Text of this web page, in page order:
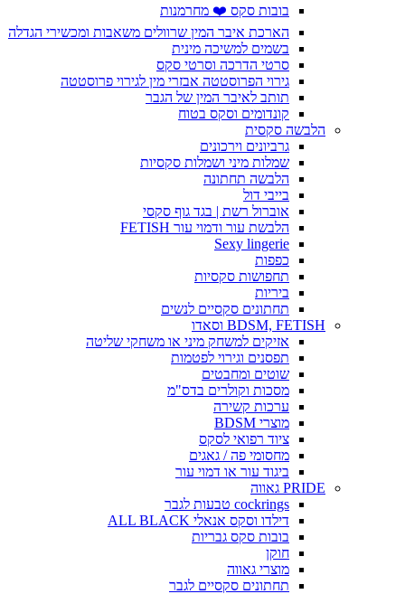
בובות סקס ❤️ מחרמנות
הארכת איבר המין שרוולים משאבות ומכשירי הגדלה
בשמים למשיכה מינית
סרטי הדרכה וסרטי סקס
גירוי הפרוסטטה אבזרי מין לגירוי פרוסטטה
תותב לאיבר המין של הגבר
קונדומים וסקס בטוח
הלבשה סקסית
גרביונים וירכונים
שמלות מיני ושמלות סקסיות
הלבשה תחתונה
בייבי דול
אוברול רשת | בגד גוף סקסי
הלבשת עור ודמוי עור FETISH
Sexy lingerie
כפפות
תחפושות סקסיות
ביריות
תחתונים סקסיים לנשים
BDSM, FETISH וסאדו
אזיקים למשחק מיני או משחקי שליטה
תפסנים וגירוי לפטמות
שוטים ומחבטים
מסכות וקולרים בדס"מ
ערכות קשירה
מוצרי BDSM
ציוד רפואי לסקס
מחסומי פה / גאגים
ביגוד עור או דמוי עור
PRIDE גאווה
cockrings טבעות לגבר
דילדו וסקס אנאלי ALL BLACK
בובות סקס גבריות
חוקן
מוצרי גאווה
תחתונים סקסיים לגבר